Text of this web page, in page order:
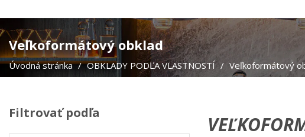
Veľkoformátový obklad
Úvodná stránka OBKLADY PODĽA VLASTNOSTÍ Veľkoformátový
Filtrovať podľa